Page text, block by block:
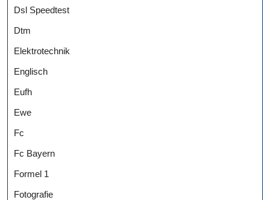
Dsl Speedtest
Dtm
Elektrotechnik
Englisch
Eufh
Ewe
Fc
Fc Bayern
Formel 1
Fotografie